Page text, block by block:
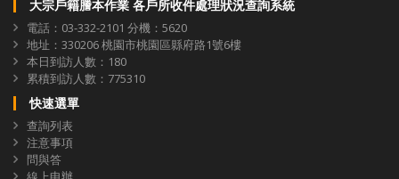
大宗戶籍謄本作業 各戶所收件處理狀況查詢系統
電話：03-332-2101 分機：5620
地址：330206 桃園市桃園區縣府路1號6樓
本日到訪人數：180
累積到訪人數：775310
快速選單
查詢列表
注意事項
問與答